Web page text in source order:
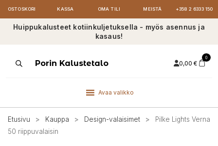
OSTOSKORI KASSA OMA TILI MEISTÄ +358 2 6333 150
Huippukalusteet kotiinkuljetuksella - myös asennus ja
kasaus!
ProductsPorin Kalustetalo 0,00 €
0
Avaa valikko
Etusivu > Kauppa > Design-valaisimet >
Pilke Lights Verna
50 riippuvalaisin